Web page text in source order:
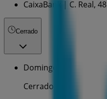
CaixaBank | C. Real, 48
Cerrado
Domingo
Cerrado